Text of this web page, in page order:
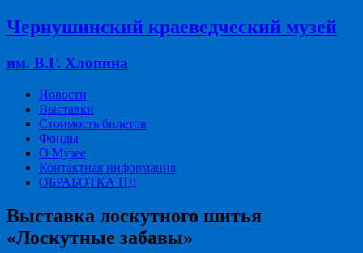
Чернушинский краеведческий музей
им. В.Г. Хлопина
Новости
Выставки
Стоимость билетов
Фонды
О Музее
Контактная информация
ОБРАБОТКА ПД
Выставка лоскутного шитья
«Лоскутные забавы»